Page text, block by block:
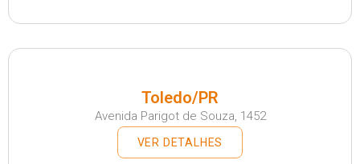
Toledo/PR
Avenida Parigot de Souza, 1452
VER DETALHES